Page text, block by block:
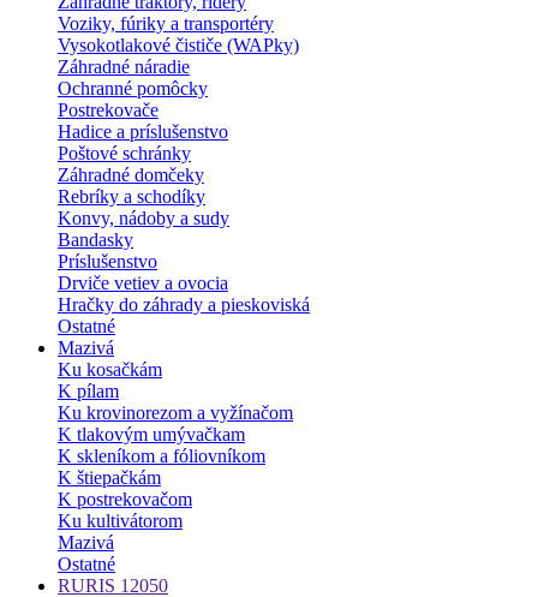
Voziky, fúriky a transportéry
Vysokotlakové čističe (WAPky)
Záhradné náradie
Ochranné pomôcky
Postrekovače
Hadice a príslušenstvo
Poštové schránky
Záhradné domčeky
Rebríky a schodíky
Konvy, nádoby a sudy
Bandasky
Príslušenstvo
Drviče vetiev a ovocia
Hračky do záhrady a pieskoviská
Ostatné
Mazivá
Ku kosačkám
K pílam
Ku krovinorezom a vyžínačom
K tlakovým umývačkam
K skleníkom a fóliovníkom
K štiepačkám
K postrekovačom
Ku kultivátorom
Mazivá
Ostatné
RURIS 12050